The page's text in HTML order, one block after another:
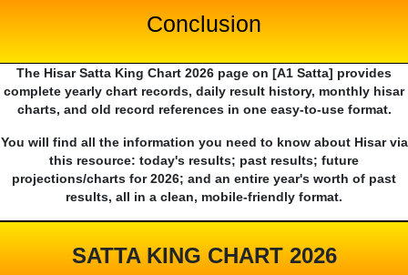
Conclusion
The Hisar Satta King Chart 2026 page on [A1 Satta] provides
complete yearly chart records, daily result history, monthly hisar
charts, and old record references in one easy-to-use format.
You will find all the information you need to know about Hisar via
this resource: today's results; past results; future
projections/charts for 2026; and an entire year's worth of past
results, all in a clean, mobile-friendly format.
SATTA KING CHART 2026